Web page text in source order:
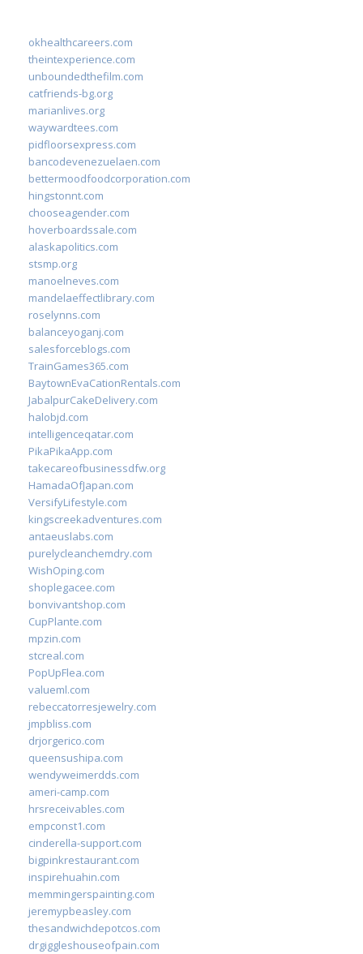
okhealthcareers.com
theintexperience.com
unboundedthefilm.com
catfriends-bg.org
marianlives.org
waywardtees.com
pidfloorsexpress.com
bancodevenezuelaen.com
bettermoodfoodcorporation.com
hingstonnt.com
chooseagender.com
hoverboardssale.com
alaskapolitics.com
stsmp.org
manoelneves.com
mandelaeffectlibrary.com
roselynns.com
balanceyoganj.com
salesforceblogs.com
TrainGames365.com
BaytownEvaCationRentals.com
JabalpurCakeDelivery.com
halobjd.com
intelligenceqatar.com
PikaPikaApp.com
takecareofbusinessdfw.org
HamadaOfJapan.com
VersifyLifestyle.com
kingscreekadventures.com
antaeuslabs.com
purelycleanchemdry.com
WishOping.com
shoplegacee.com
bonvivantshop.com
CupPlante.com
mpzin.com
stcreal.com
PopUpFlea.com
valueml.com
rebeccatorresjewelry.com
jmpbliss.com
drjorgerico.com
queensushipa.com
wendyweimerdds.com
ameri-camp.com
hrsreceivables.com
empconst1.com
cinderella-support.com
bigpinkrestaurant.com
inspirehuahin.com
memmingerspainting.com
jeremypbeasley.com
thesandwichdepotcos.com
drgiggleshouseofpain.com